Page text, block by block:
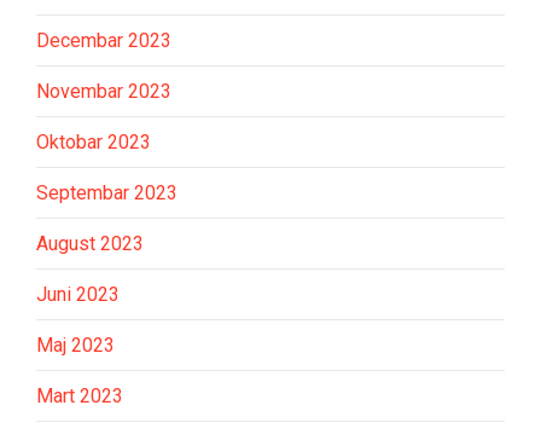
Decembar 2023
Novembar 2023
Oktobar 2023
Septembar 2023
August 2023
Juni 2023
Maj 2023
Mart 2023